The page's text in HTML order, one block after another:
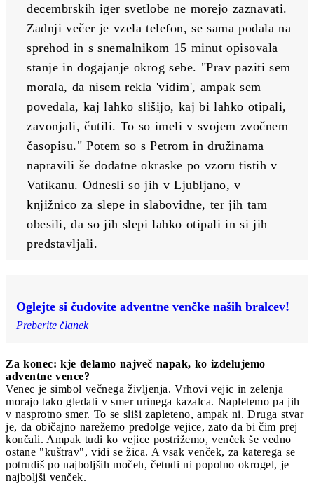
decembrskih iger svetlobe ne morejo zaznavati.
Zadnji večer je vzela telefon, se sama podala na
sprehod in s snemalnikom 15 minut opisovala
stanje in dogajanje okrog sebe. "Prav paziti sem
morala, da nisem rekla 'vidim', ampak sem
povedala, kaj lahko slišijo, kaj bi lahko otipali,
zavonjali, čutili. To so imeli v svojem zvočnem
časopisu." Potem so s Petrom in družinama
napravili še dodatne okraske po vzoru tistih v
Vatikanu. Odnesli so jih v Ljubljano, v
knjižnico za slepe in slabovidne, ter jih tam
obesili, da so jih slepi lahko otipali in si jih
predstavljali.
Oglejte si čudovite adventne venčke naših bralcev!
Preberite članek
Za konec: kje delamo največ napak, ko izdelujemo
adventne vence?
Venec je simbol večnega življenja. Vrhovi vejic in zelenja
morajo tako gledati v smer urinega kazalca. Napletemo pa jih
v nasprotno smer. To se sliši zapleteno, ampak ni. Druga stvar
je, da običajno narežemo predolge vejice, zato da bi čim prej
končali. Ampak tudi ko vejice postrižemo, venček še vedno
ostane "kuštrav", vidi se žica. A vsak venček, za katerega se
potrudiš po najboljših močeh, četudi ni popolno okrogel, je
najboljši venček.